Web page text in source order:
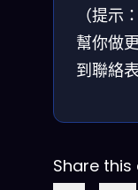
（提示
幫你做
到聯絡
Share